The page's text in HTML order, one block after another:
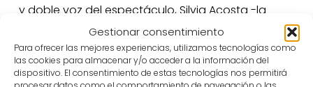
Gestionar consentimiento
Para ofrecer las mejores experiencias, utilizamos tecnologías como
las cookies para almacenar y/o acceder a la información del
dispositivo. El consentimiento de estas tecnologías nos permitirá
y doble voz del espectáculo, Silvia Acosta -la
Actriz- y Ruth González -la Cantante-, que
comparten con nosotros la zozobra sentimental
que el amor depara a los humanos, amor doliente
y gozoso, deseado y temido, amor siempre libre.